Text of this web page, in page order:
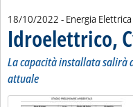
18/10/2022 - Energia Elettrica
Idroelettrico,
La capacità installata salirà
attuale